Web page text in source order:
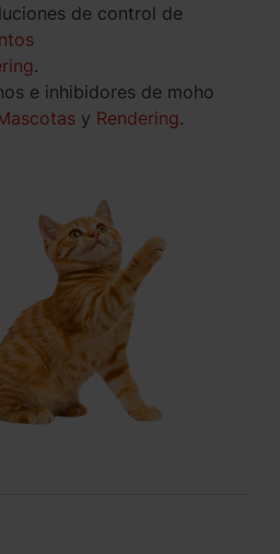
de control de
.
e inhibidores de moho
y Rendering.